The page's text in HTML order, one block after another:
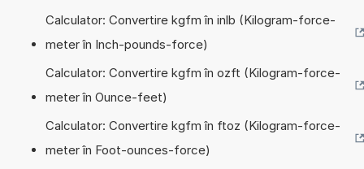
Calculator: Convertire kgfm în inlb (Kilogram-force-
meter în Inch-pounds-force)
Calculator: Convertire kgfm în ozft (Kilogram-force-
meter în Ounce-feet)
Calculator: Convertire kgfm în ftoz (Kilogram-force-
meter în Foot-ounces-force)